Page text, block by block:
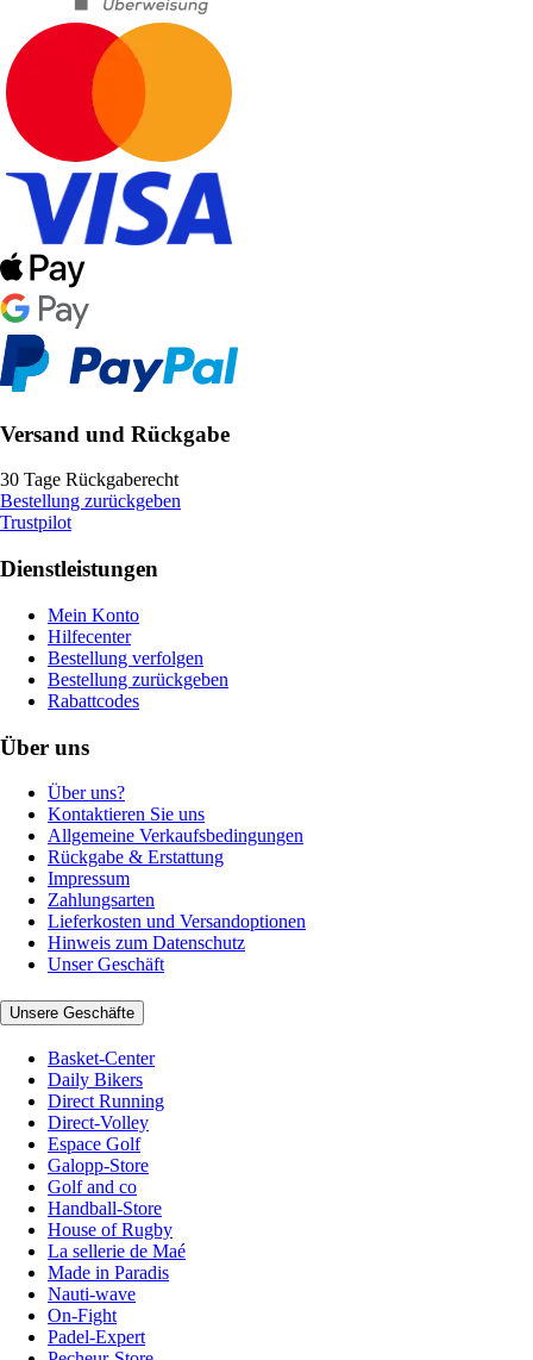
Versand und Rückgabe
30 Tage Rückgaberecht
Bestellung zurückgeben
Trustpilot
Dienstleistungen
Mein Konto
Hilfecenter
Bestellung verfolgen
Bestellung zurückgeben
Rabattcodes
Über uns
Über uns?
Kontaktieren Sie uns
Allgemeine Verkaufsbedingungen
Rückgabe & Erstattung
Impressum
Zahlungsarten
Lieferkosten und Versandoptionen
Hinweis zum Datenschutz
Unser Geschäft
Unsere Geschäfte
Basket-Center
Daily Bikers
Direct Running
Direct-Volley
Espace Golf
Galopp-Store
Golf and co
Handball-Store
House of Rugby
La sellerie de Maé
Made in Paradis
Nauti-wave
On-Fight
Padel-Expert